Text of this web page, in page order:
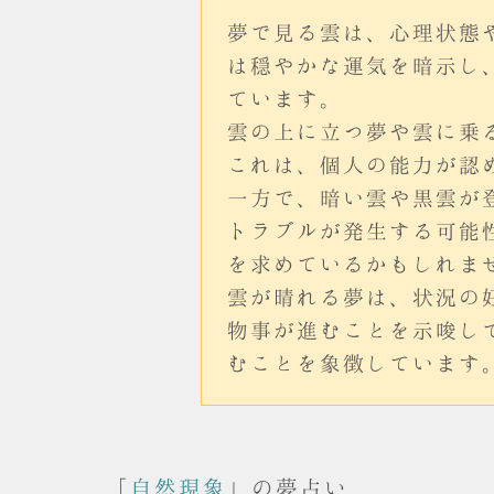
夢で見る雲は、心理状態
は穏やかな運気を暗示し
ています。
雲の上に立つ夢や雲に乗
これは、個人の能力が
一方で、暗い雲や黒雲が
トラブルが発生する可
を求めているかもしれま
雲が晴れる夢は、状況の
物事が進むことを示唆し
むことを象徴しています
「 自然現象 」の夢占い